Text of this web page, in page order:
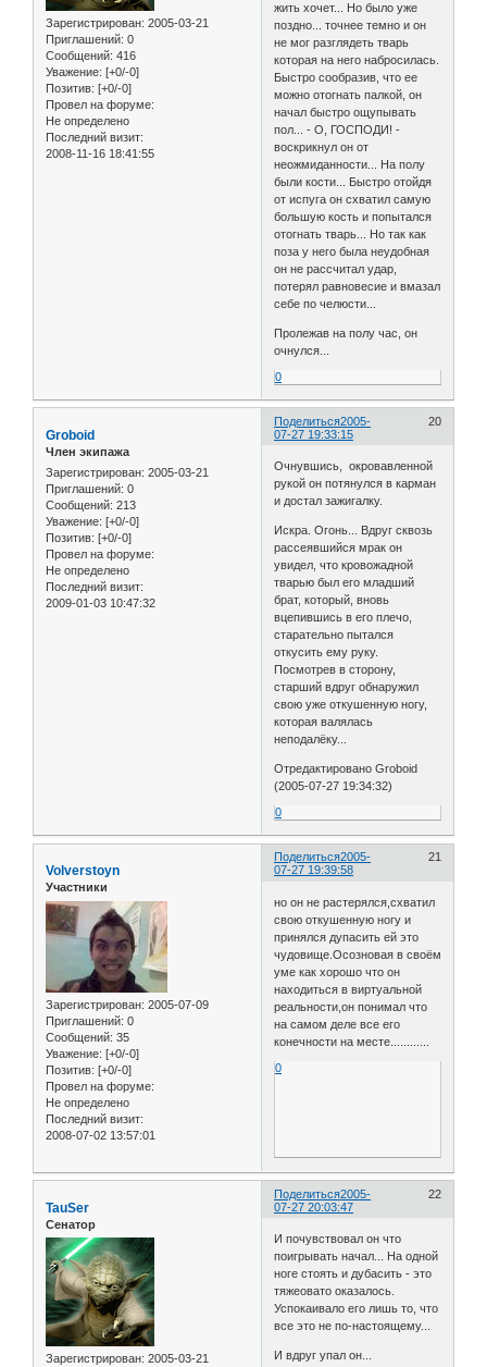
Зарегистрирован: 2005-03-21
Приглашений: 0
Сообщений: 416
Уважение: [+0/-0]
Позитив: [+0/-0]
Провел на форуме:
Не определено
Последний визит:
2008-11-16 18:41:55
жить хочет... Но было уже
поздно... точнее темно и он
не мог разглядеть тварь
которая на него набросилась.
Быстро сообразив, что ее
можно отогнать палкой, он
начал быстро ощупывать
пол... - О, ГОСПОДИ! -
воскрикнул он от
неожмиданности... На полу
были кости... Быстро отойдя
от испуга он схватил самую
большую кость и попытался
отогнать тварь... Но так как
поза у него была неудобная
он не рассчитал удар,
потерял равновесие и вмазал
себе по челюсти...
Пролежав на полу час, он
очнулся...
0
Поделиться 20
2005-
07-27 19:33:15
Groboid
Член экипажа
Зарегистрирован: 2005-03-21
Приглашений: 0
Сообщений: 213
Уважение: [+0/-0]
Позитив: [+0/-0]
Провел на форуме:
Не определено
Последний визит:
2009-01-03 10:47:32
Очнувшись, окровавленной
рукой он потянулся в карман
и достал зажигалку.
Искра. Огонь... Вдруг сквозь
рассеявшийся мрак он
увидел, что кровожадной
тварью был его младший
брат, который, вновь
вцепившись в его плечо,
старательно пытался
откусить ему руку.
Посмотрев в сторону,
старший вдруг обнаружил
свою уже откушенную ногу,
которая валялась
неподалёку...
Отредактировано Groboid
(2005-07-27 19:34:32)
0
Поделиться 21
2005-
07-27 19:39:58
Volverstoyn
Участники
Зарегистрирован: 2005-07-09
Приглашений: 0
Сообщений: 35
Уважение: [+0/-0]
Позитив: [+0/-0]
Провел на форуме:
Не определено
Последний визит:
2008-07-02 13:57:01
но он не растерялся,схватил
свою откушенную ногу и
принялся дупасить ей это
чудовище.Осозновая в своём
уме как хорошо что он
находиться в виртуальной
реальности,он понимал что
на самом деле все его
конечности на месте............
0
Поделиться 22
2005-
07-27 20:03:47
TauSer
Сенатор
Зарегистрирован: 2005-03-21
И почувствовал он что
поигрывать начал... На одной
ноге стоять и дубасить - это
тяжеовато оказалось.
Успокаивало его лишь то, что
все это не по-настоящему...
И вдруг упал он...